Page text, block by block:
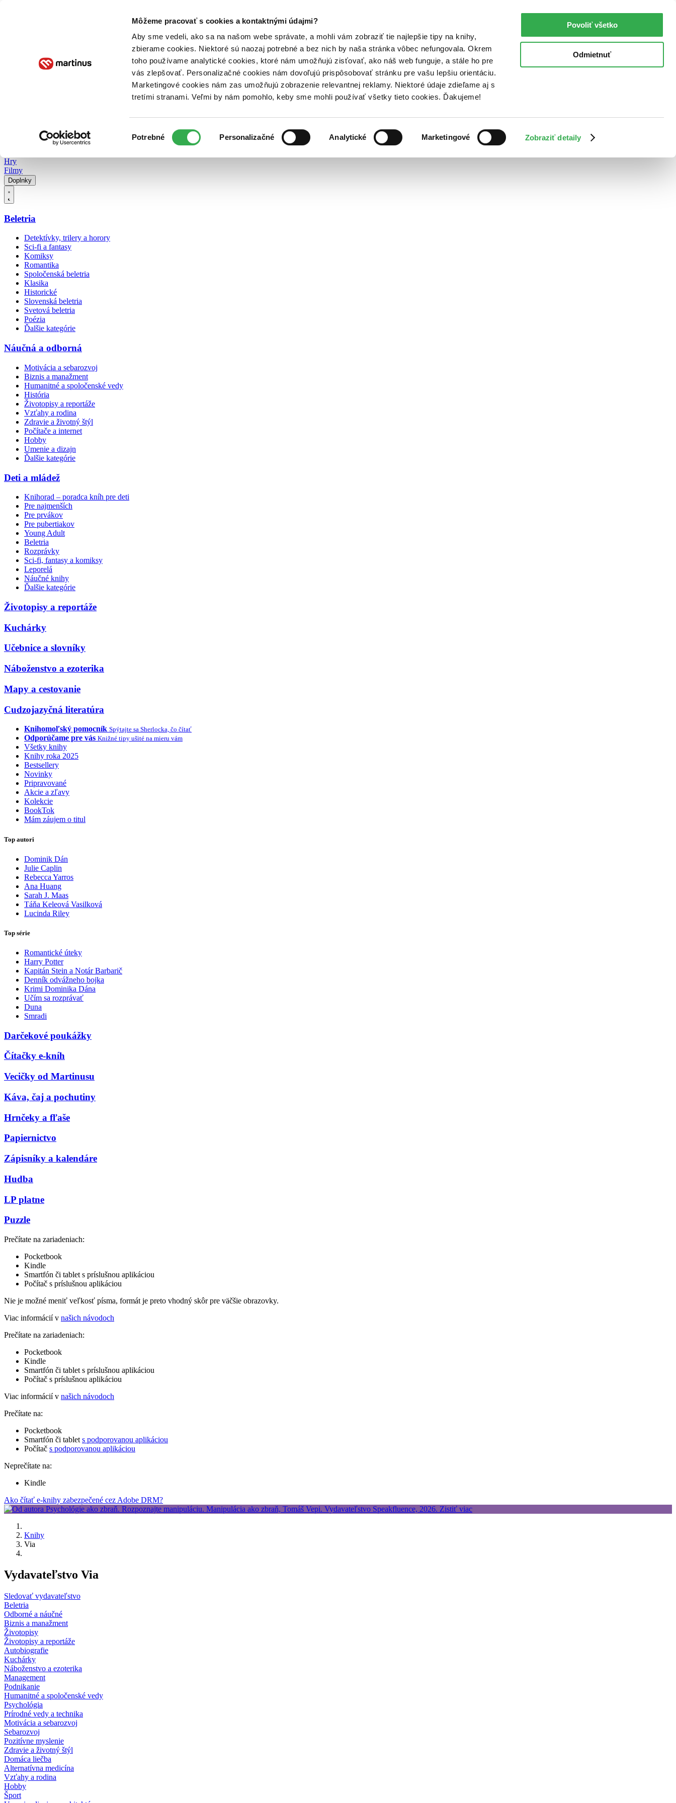
Môžeme pracovať s cookies a kontaktnými údajmi?
Aby sme vedeli, ako sa na našom webe správate, a mohli vám zobraziť tie najlepšie tipy na knihy,
zbierame cookies. Niektoré sú naozaj potrebné a bez nich by naša stránka vôbec nefungovala. Okrem
toho používame analytické cookies, ktoré nám umožňujú zisťovať, ako náš web funguje, a stále ho pre
vás zlepšovať. Personalizačné cookies nám dovoľujú prispôsobovať stránku pre vašu lepšiu orientáciu.
Marketingové cookies nám zas umožňujú zobrazenie relevantnej reklamy. Niektoré údaje zdieľame aj s
tretími stranami. Veľmi by nám pomohlo, keby sme mohli používať všetky tieto cookies. Ďakujeme!
súhlasu
Potrebné Personalizačné Analytické Marketingové Zobraziť detaily
Povoliť všetko
Odmietnuť
Poukážky Kontakt
Hry
Filmy
Doplnky
Beletria
Detektívky, trilery a horory
Sci-fi a fantasy
Komiksy
Romantika
Spoločenská beletria
Klasika
Historické
Slovenská beletria
Svetová beletria
Poézia
Ďalšie kategórie
Náučná a odborná
Motivácia a sebarozvoj
Biznis a manažment
Humanitné a spoločenské vedy
História
Životopisy a reportáže
Vzťahy a rodina
Zdravie a životný štýl
Počítače a internet
Hobby
Umenie a dizajn
Ďalšie kategórie
Deti a mládež
Knihorad – poradca kníh pre deti
Pre najmenších
Pre prvákov
Pre pubertiakov
Young Adult
Beletria
Rozprávky
Sci-fi, fantasy a komiksy
Leporelá
Náučné knihy
Ďalšie kategórie
Životopisy a reportáže
Kuchárky
Učebnice a slovníky
Náboženstvo a ezoterika
Mapy a cestovanie
Cudzojazyčná literatúra
Knihomoľský pomocník Spýtajte sa Sherlocka, čo čítať
Odporúčame pre vás Knižné tipy ušité na mieru vám
Všetky knihy
Knihy roka 2025
Bestsellery
Novinky
Pripravované
Akcie a zľavy
Kolekcie
BookTok
Mám záujem o titul
Top autori
Dominik Dán
Julie Caplin
Rebecca Yarros
Ana Huang
Sarah J. Maas
Táňa Keleová Vasilková
Lucinda Riley
Top série
Romantické úteky
Harry Potter
Kapitán Stein a Notár Barbarič
Denník odvážneho bojka
Krimi Dominika Dána
Učím sa rozprávať
Duna
Smradi
Darčekové poukážky
Čítačky e-kníh
Vecičky od Martinusu
Káva, čaj a pochutiny
Hrnčeky a fľaše
Papiernictvo
Zápisníky a kalendáre
Hudba
LP platne
Puzzle
Prečítate na zariadeniach:
Pocketbook
Kindle
Smartfón či tablet s príslušnou aplikáciou
Počítač s príslušnou aplikáciou
Nie je možné meniť veľkosť písma, formát je preto vhodný skôr pre väčšie obrazovky.
Viac informácií v našich návodoch
Prečítate na zariadeniach:
Pocketbook
Kindle
Smartfón či tablet s príslušnou aplikáciou
Počítač s príslušnou aplikáciou
Viac informácií v našich návodoch
Prečítate na:
Pocketbook
Smartfón či tablet s podporovanou aplikáciou
Počítač s podporovanou aplikáciou
Neprečítate na:
Kindle
Ako čítať e-knihy zabezpečené cez Adobe DRM?
Knihy
Via
Vydavateľstvo Via
Sledovať vydavateľstvo
Beletria
Odborné a náučné
Biznis a manažment
Životopisy
Životopisy a reportáže
Autobiografie
Kuchárky
Náboženstvo a ezoterika
Management
Podnikanie
Humanitné a spoločenské vedy
Psychológia
Prírodné vedy a technika
Motivácia a sebarozvoj
Sebarozvoj
Pozitívne myslenie
Zdravie a životný štýl
Domáca liečba
Alternatívna medicína
Vzťahy a rodina
Hobby
Šport